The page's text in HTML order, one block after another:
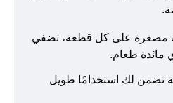
مصغرة على كل قطعة، تضفي
مائدة طعام.
تضمن لك استخدامًا طويل